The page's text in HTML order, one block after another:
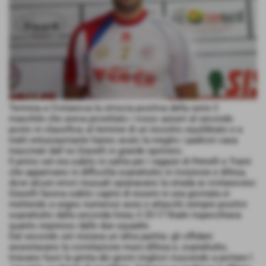
Termina a Civitanova la striscia positiva della serie C
maschile che aveva proiettato i rosso azzurri al secondo
posto in classifica; al termine di un incontro equilibrato e a
tratti entusiasmante hanno avuto la meglio i padroni casa
trascinati dall´ex Giavelli in grande spolvero.
Il primo set era subito in salita per i ragazzi di Petrelli e Traini
che apparivano in difficoltà soprattutto in ricezione e difesa,
dove alcuni errori inusuali spianavano la strada ai civitanovesi:
Giavelli faceva subito capire di essere in una giornata sì
mettendo a segno numerosi aces e attacchi sempre positivi
soprattutto dalla seconda linea; il 25-17 finale rispecchiava
quanto espresso dalle due squadre.
Dal secondo set iniziava un´altra partita: gli offidani
assestavano la correlazione muro-difesa e, soprattutto,
tiravano fuori la grinta dei giorni migliori riuscendo a portare l